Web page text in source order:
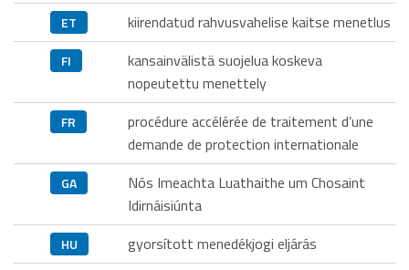
ET kiirendatud rahvusvahelise kaitse menetlus
FI
kansainvälistä suojelua koskeva
nopeutettu menettely
FR
procédure accélérée de traitement d’une
demande de protection internationale
GA
Nós Imeachta Luathaithe um Chosaint
Idirnáisiúnta
HU gyorsított menedékjogi eljárás